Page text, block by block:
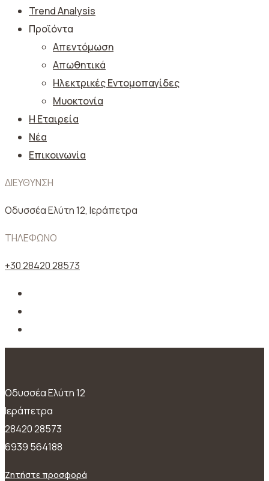
Trend Analysis
Προϊόντα
Απεντόμωση
Απωθητικά
Ηλεκτρικές Εντομοπαγίδες
Μυοκτονία
Η Εταιρεία
Νέα
Επικοινωνία
ΔΙΕΥΘΥΝΣΗ
Oδυσσέα Ελύτη 12, Ιεράπετρα
ΤΗΛΕΦΩΝΟ
+30 28420 28573
Oδυσσέα Ελύτη 12
Ιεράπετρα
28420 28573
6939 564188
Ζητήστε προσφορά